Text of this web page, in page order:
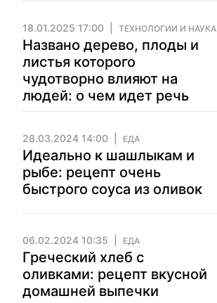
18.01.2025 17:00 ТЕХНОЛОГИИ И НАУКА
Названо дерево, плоды и
листья которого
чудотворно влияют на
людей: о чем идет речь
28.03.2024 14:00 ЕДА
Идеально к шашлыкам и
рыбе: рецепт очень
быстрого соуса из оливок
06.02.2024 10:35 ЕДА
Греческий хлеб с
оливками: рецепт вкусной
домашней выпечки